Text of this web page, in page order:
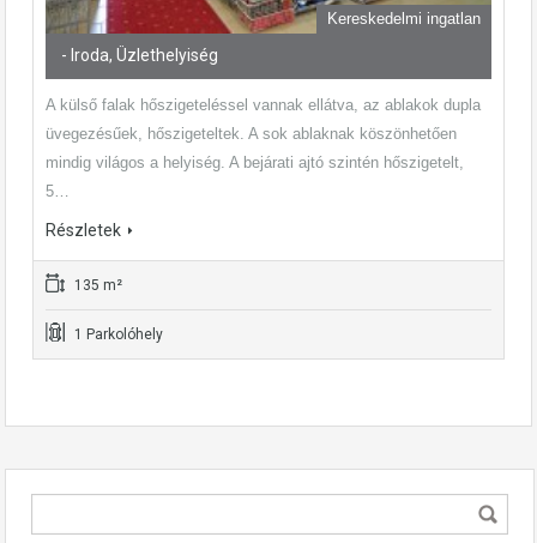
Kereskedelmi ingatlan
- Iroda, Üzlethelyiség
A külső falak hőszigeteléssel vannak ellátva, az ablakok dupla
üvegezésűek, hőszigeteltek. A sok ablaknak köszönhetően
mindig világos a helyiség. A bejárati ajtó szintén hőszigetelt,
5…
Részletek
135 m²
1 Parkolóhely